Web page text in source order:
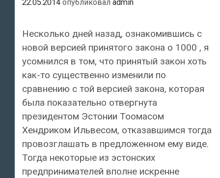
22.05.2014 опубликовал admin
Несколько дней назад, ознакомившись с
новой версией принятого закона о 1000 , я
усомнился в том, что принятый закон хоть
как-то существенно изменили по
сравнению с той версией закона, которая
была показательно отвергнута
президентом Эстонии Тоомасом
Хендриком Ильвесом, отказавшимся тогда
провозглашать в предложенном ему виде.
Тогда некоторые из эстонских
предпринимателей вполне искренне